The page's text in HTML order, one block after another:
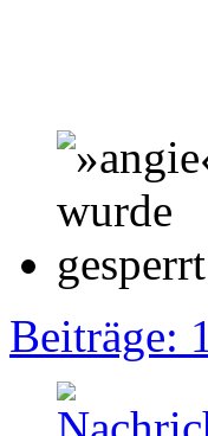
Beiträge: